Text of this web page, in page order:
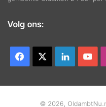
Volg ons:
Facebook LinkedIn
© 2026,